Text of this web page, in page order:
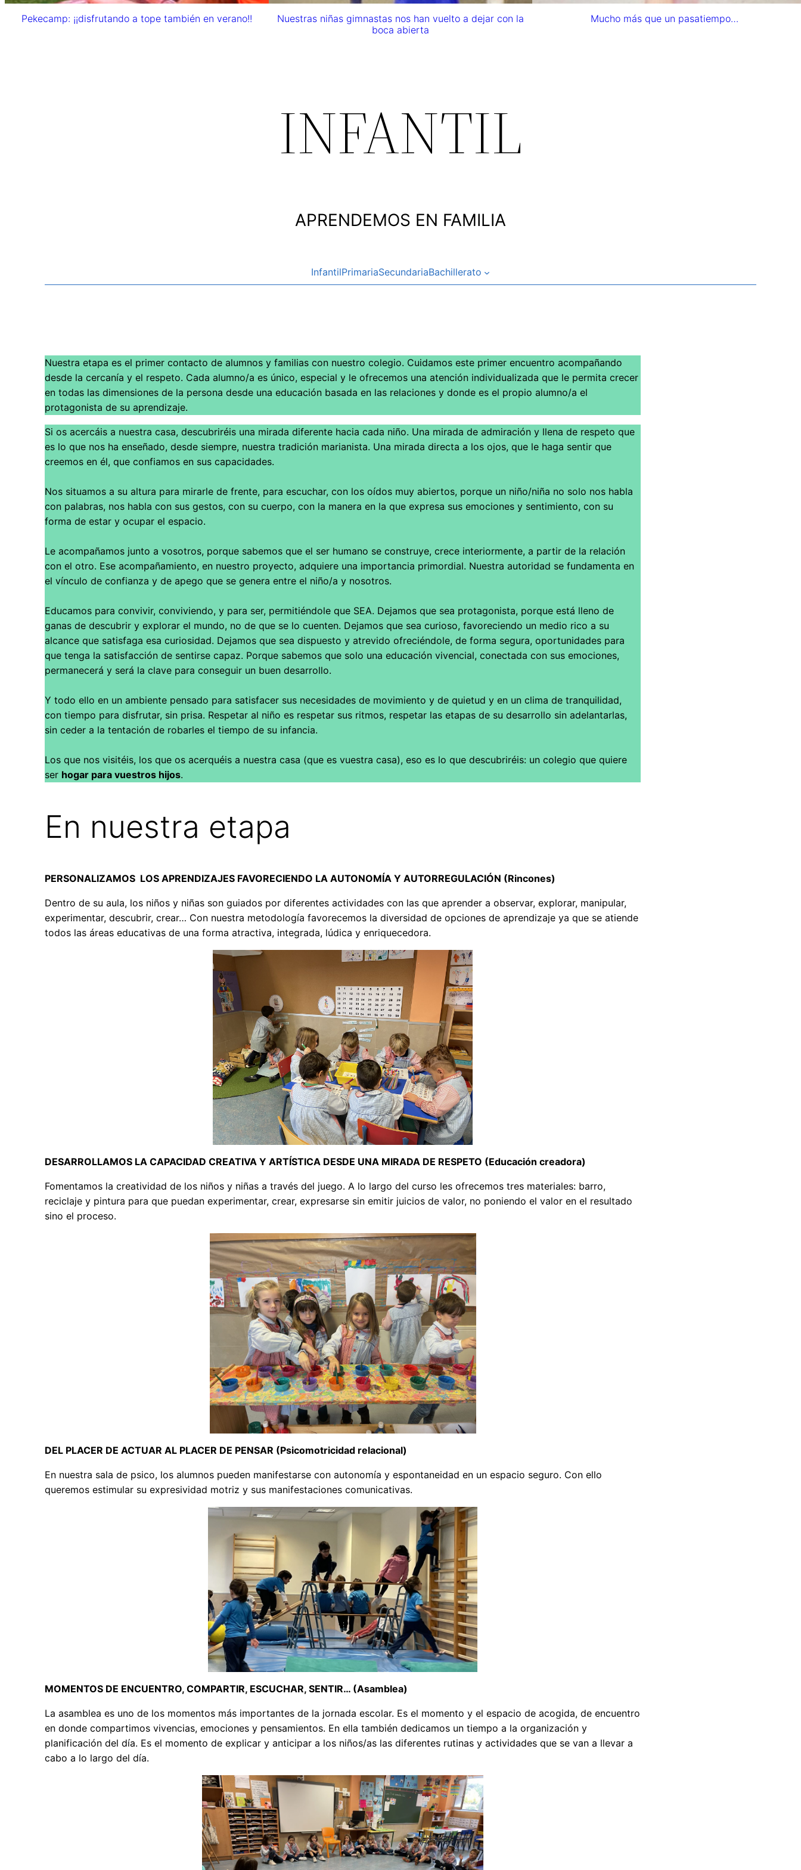
Pekecamp: ¡¡disfrutando a tope también en verano!!
Nuestras niñas gimnastas nos han vuelto a dejar con la
boca abierta
Mucho más que un pasatiempo…
INFANTIL
APRENDEMOS EN FAMILIA
InfantilPrimariaSecundariaBachillerato
Nuestra etapa es el primer contacto de alumnos y familias con nuestro colegio. Cuidamos este primer encuentro acompañando
desde la cercanía y el respeto. Cada alumno/a es único, especial y le ofrecemos una atención individualizada que le permita crecer
en todas las dimensiones de la persona desde una educación basada en las relaciones y donde es el propio alumno/a el
protagonista de su aprendizaje.
Si os acercáis a nuestra casa, descubriréis una mirada diferente hacia cada niño. Una mirada de admiración y llena de respeto que
es lo que nos ha enseñado, desde siempre, nuestra tradición marianista. Una mirada directa a los ojos, que le haga sentir que
creemos en él, que confiamos en sus capacidades.
Nos situamos a su altura para mirarle de frente, para escuchar, con los oídos muy abiertos, porque un niño/niña no solo nos habla
con palabras, nos habla con sus gestos, con su cuerpo, con la manera en la que expresa sus emociones y sentimiento, con su
forma de estar y ocupar el espacio.
Le acompañamos junto a vosotros, porque sabemos que el ser humano se construye, crece interiormente, a partir de la relación
con el otro. Ese acompañamiento, en nuestro proyecto, adquiere una importancia primordial. Nuestra autoridad se fundamenta en
el vínculo de confianza y de apego que se genera entre el niño/a y nosotros.
Educamos para convivir, conviviendo, y para ser, permitiéndole que SEA. Dejamos que sea protagonista, porque está lleno de
ganas de descubrir y explorar el mundo, no de que se lo cuenten. Dejamos que sea curioso, favoreciendo un medio rico a su
alcance que satisfaga esa curiosidad. Dejamos que sea dispuesto y atrevido ofreciéndole, de forma segura, oportunidades para
que tenga la satisfacción de sentirse capaz. Porque sabemos que solo una educación vivencial, conectada con sus emociones,
permanecerá y será la clave para conseguir un buen desarrollo.
Y todo ello en un ambiente pensado para satisfacer sus necesidades de movimiento y de quietud y en un clima de tranquilidad,
con tiempo para disfrutar, sin prisa. Respetar al niño es respetar sus ritmos, respetar las etapas de su desarrollo sin adelantarlas,
sin ceder a la tentación de robarles el tiempo de su infancia.
Los que nos visitéis, los que os acerquéis a nuestra casa (que es vuestra casa), eso es lo que descubriréis: un colegio que quiere
ser hogar para vuestros hijos.
En nuestra etapa
PERSONALIZAMOS LOS APRENDIZAJES FAVORECIENDO LA AUTONOMÍA Y AUTORREGULACIÓN (Rincones)
Dentro de su aula, los niños y niñas son guiados por diferentes actividades con las que aprender a observar, explorar, manipular,
experimentar, descubrir, crear… Con nuestra metodología favorecemos la diversidad de opciones de aprendizaje ya que se atiende
todos las áreas educativas de una forma atractiva, integrada, lúdica y enriquecedora.
DESARROLLAMOS LA CAPACIDAD CREATIVA Y ARTÍSTICA DESDE UNA MIRADA DE RESPETO (Educación creadora)
Fomentamos la creatividad de los niños y niñas a través del juego. A lo largo del curso les ofrecemos tres materiales: barro,
reciclaje y pintura para que puedan experimentar, crear, expresarse sin emitir juicios de valor, no poniendo el valor en el resultado
sino el proceso.
DEL PLACER DE ACTUAR AL PLACER DE PENSAR (Psicomotricidad relacional)
En nuestra sala de psico, los alumnos pueden manifestarse con autonomía y espontaneidad en un espacio seguro. Con ello
queremos estimular su expresividad motriz y sus manifestaciones comunicativas.
MOMENTOS DE ENCUENTRO, COMPARTIR, ESCUCHAR, SENTIR… (Asamblea)
La asamblea es uno de los momentos más importantes de la jornada escolar. Es el momento y el espacio de acogida, de encuentro
en donde compartimos vivencias, emociones y pensamientos. En ella también dedicamos un tiempo a la organización y
planificación del día. Es el momento de explicar y anticipar a los niños/as las diferentes rutinas y actividades que se van a llevar a
cabo a lo largo del día.